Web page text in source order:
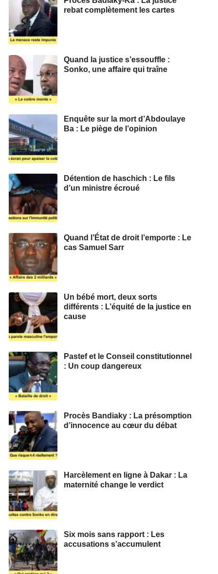
rebat complètement les cartes
Quand la justice s’essouffle :
Sonko, une affaire qui traîne
Enquête sur la mort d’Abdoulaye
Ba : Le piège de l’opinion
Détention de haschich : Le fils
d’un ministre écroué
Quand l’État de droit l’emporte : Le
cas Samuel Sarr
Un bébé mort, deux sorts
différents : L’équité de la justice en
cause
Pastef et le Conseil constitutionnel
: Un coup dangereux
Procès Bandiaky : La présomption
d’innocence au cœur du débat
Harcèlement en ligne à Dakar : La
maternité change le verdict
Six mois sans rapport : Les
accusations s’accumulent